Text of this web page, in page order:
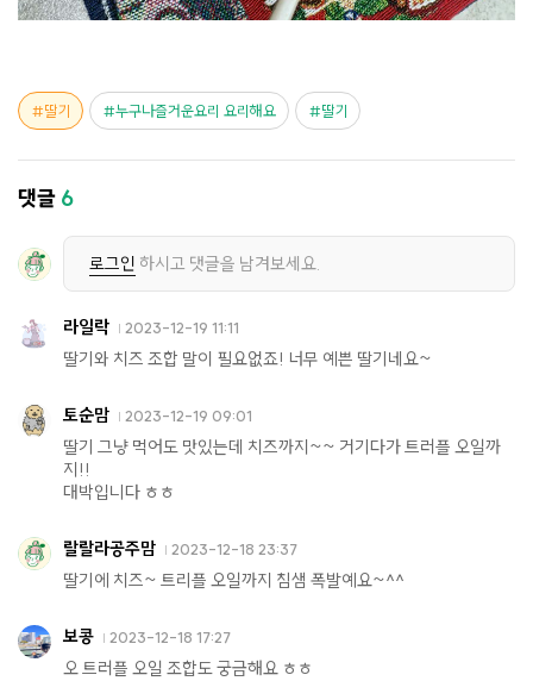
딸기 누구나즐거운요리 요리해요 딸기
댓글 6
로그인 하시고 댓글을 남겨보세요.
라일락 2023-12-19 11:11
딸기와 치즈 조합 말이 필요없죠! 너무 예쁜 딸기네요~
토순맘 2023-12-19 09:01
딸기 그냥 먹어도 맛있는데 치즈까지~~ 거기다가 트러플 오일까
지!!
대박입니다 ㅎㅎ
랄랄라공주맘 2023-12-18 23:37
딸기에 치즈~ 트리플 오일까지 침샘 폭발예요~^^
보콩 2023-12-18 17:27
오 트러플 오일 조합도 궁금해요 ㅎㅎ